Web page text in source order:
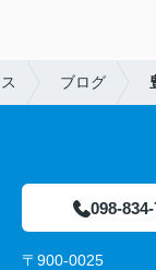
ブログ
098-
〒900-0025